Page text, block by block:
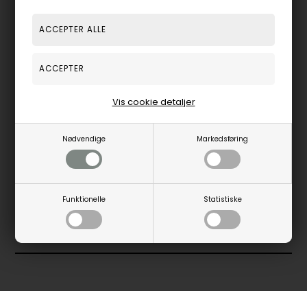
Nødvendige Markedsføring
Funktionelle Statistiske
Vis cookie detaljer
SE LABGROWN KOLLEKTIONEN
SE ALLE DIAMANT SMYKKER